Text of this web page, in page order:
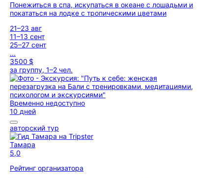
Понежиться в спа, искупаться в океане с лошадьми и
покататься на лодке с тропическими цветами
21–23 авг
11–13 сент
25–27 сент
...
3500 $
за группу, 1–2 чел.
Временно недоступно
10 дней
авторский тур
Тамара
5,0
Рейтинг организатора